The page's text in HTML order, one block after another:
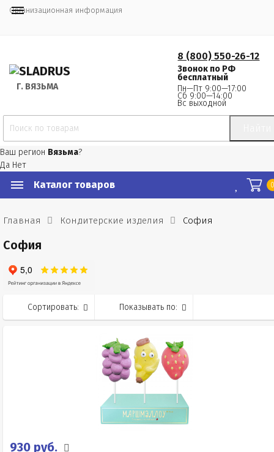
Организационная информация
Г. ВЯЗЬМА
8 (800) 550-26-12
Звонок по РФ
бесплатный
Пн—Пт 9:00—17:00
Сб 9:00—14:00
Вс выходной
Ваш регион Вязьма?
Да Нет
Каталог товаров
Главная Кондитерские изделия София
София
Сортировать: Показывать по:
930 руб.